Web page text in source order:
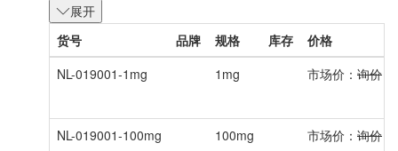
展开
货号
品牌 规格 库存
价格
NL-019001-1mg
1mg 市场价： 询价
NL-019001-100mg 100mg 市场价： 询价